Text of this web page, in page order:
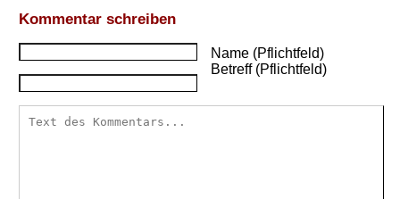
Kommentar schreiben
Name (Pflichtfeld)
Betreff (Pflichtfeld)